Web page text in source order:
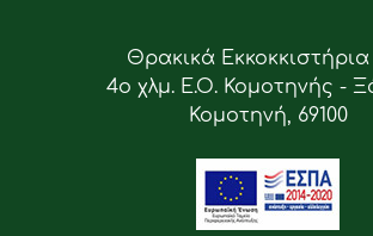
Θρακικά Εκκοκκιστήρια
4ο χλμ. Ε.Ο. Κομοτηνής -
Κομοτηνή, 69100